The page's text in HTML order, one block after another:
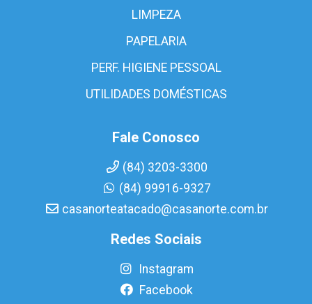
LIMPEZA
PAPELARIA
PERF. HIGIENE PESSOAL
UTILIDADES DOMÉSTICAS
Fale Conosco
(84) 3203-3300
(84) 99916-9327
casanorteatacado@casanorte.com.br
Redes Sociais
Instagram
Facebook